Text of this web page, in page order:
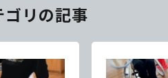
ゴリの記事